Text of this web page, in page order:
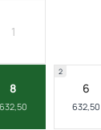
1
8
632,50
6
632,50
2